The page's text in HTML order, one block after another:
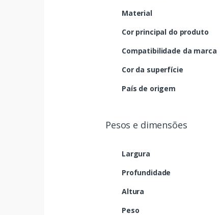
Material
Cor principal do produto
Compatibilidade da marca
Cor da superfície
País de origem
Pesos e dimensões
Largura
Profundidade
Altura
Peso